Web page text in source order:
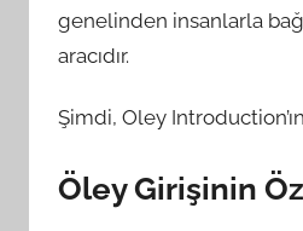
genelinden insanlarla
aracıdır.
Şimdi, Oley
Öley Girişinin